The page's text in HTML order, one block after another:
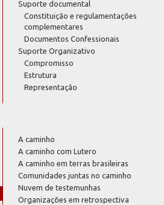
Suporte documental
Constituição e regulamentações
complementares
Documentos Confessionais
Suporte Organizativo
Compromisso
Estrutura
Representação
A caminho
A caminho com Lutero
A caminho em terras brasileiras
Comunidades juntas no caminho
Nuvem de testemunhas
Organizações em retrospectiva